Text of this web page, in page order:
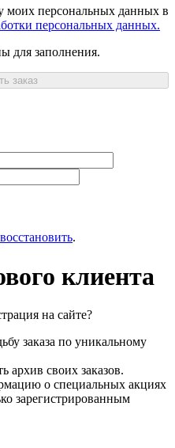
моих персональных данных в
персональных данных.
для заполнения.
заказ
восстановить.
клиента
на сайте?
заказа по уникальному
архив своих заказов.
о специальных акциях
зарегистрированным